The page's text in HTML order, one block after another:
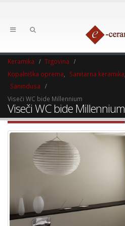
Keramika
Trgovina
Kopalniška oprema
Sanitarna keramika
Sanindusa
Viseči WC bide Millennium
Viseči WC bide Millennium